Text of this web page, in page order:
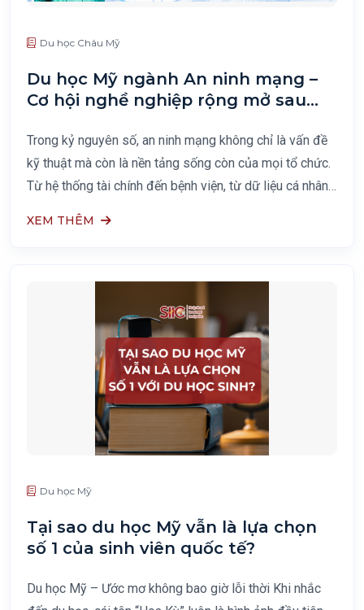
Du học Châu Mỹ
Du học Mỹ ngành An ninh mạng –
Cơ hội nghề nghiệp rộng mở sau
Trong kỷ nguyên số, an ninh mạng không chỉ là vấn đề
kỹ thuật mà còn là nền tảng sống còn của mọi tổ chức.
Từ hệ thống tài chính đến bệnh viện, từ dữ liệu cá nhân
XEM THÊM
Du học Mỹ
Tại sao du học Mỹ vẫn là lựa chọn
số 1 của sinh viên quốc tế?
Du học Mỹ – Ước mơ không bao giờ lỗi thời Khi nhắc